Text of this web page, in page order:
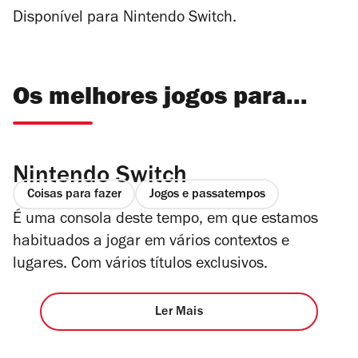
Disponível para Nintendo Switch.
Os melhores jogos para...
Nintendo Switch
Coisas para fazer Jogos e passatempos
É uma consola deste tempo, em que estamos
habituados a jogar em vários contextos e
lugares. Com vários títulos exclusivos.
Ler Mais